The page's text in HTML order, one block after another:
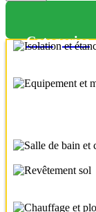
Categories